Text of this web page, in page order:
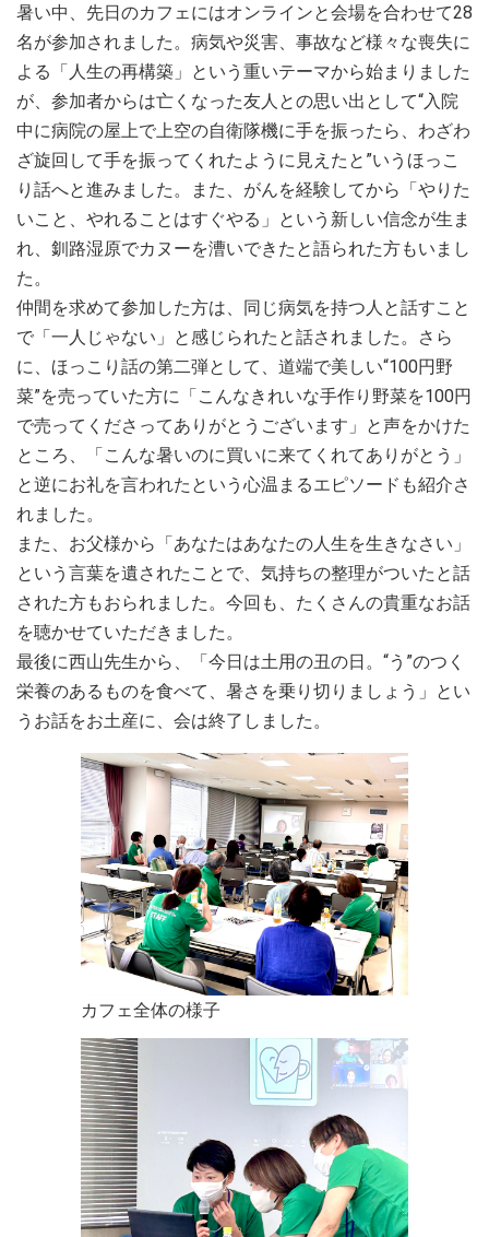
2025.11.18
12月21日（13：00-16：00）のカフェは、クリスマスカフェ
として開催します。 13：00-15：00；通常のカフェ 15：00-
16：00；クリスマス会 ミニコンサート、スイーツと美味しい
コーヒーのサービス、プレゼント交換、サプライズのお楽し
み、などなど盛り沢山です。参加される方はお一人500円前
後のクリスマスプレゼントをご持参ください。皆さんと楽し
いひとときを過ごせることを、スタッフ一同楽しみにお待ち
しております。
9月のカフェは20日(土)、21日(日)、「リレー・フォー・ライ
込みは必要ありません。直接会場にお越しください。テント
の場所は受付でお聞きになってください。 場所；壬生町総合
公園 陸上競技場 カフェ開催時間; 20日（12：00-17：00)、
21日（9：00-12：00）
2025.04.15
2025年5月18日 12周年記念講演はこちらよりお申込み可能
です
2024.07.02
10周年記念誌をe-bookでご覧いただけます。後編
2024.07.02
10周年記念誌をe-bookでご覧いただけます。 前編
2023.12.25
メリークリスマス！2023年12日10日のカフェの様子を動画に
纏めてみました。
2022.12.24
2022年12月18日 3年ぶりのリアルクリスマス会の様子を動
画にまとめてみました
2022.08.17
8月のカフェはオンラインに変更になりました
2022.07.11
第10回がん哲学外来市民学会栃木大会でご紹介させて頂い
た、全国のカフェのビデオです
2022.06.26
＜＜大切なお知らせ＞＞ 第10回がん哲学外来市民学会栃木大
会の受付締切は6月30日となります。お申込みをお考えの方
はお早めにお願いいたします。 尚、当日、会場参加の方の為
に若干数のお席はご用意しております。
2022.05.02
第10回がん哲学外来市民学会 栃木大会の参加申込みが開始
暑い中、先日のカフェにはオンラインと会場を合わせて28
名が参加されました。病気や災害、事故など様々な喪失に
よる「人生の再構築」という重いテーマから始まりました
が、参加者からは亡くなった友人との思い出として“入院
中に病院の屋上で上空の自衛隊機に手を振ったら、わざわ
ざ旋回して手を振ってくれたように見えたと”いうほっこ
り話へと進みました。また、がんを経験してから「やりた
いこと、やれることはすぐやる」という新しい信念が生ま
れ、釧路湿原でカヌーを漕いできたと語られた方もいまし
た。
仲間を求めて参加した方は、同じ病気を持つ人と話すこと
で「一人じゃない」と感じられたと話されました。さら
に、ほっこり話の第二弾として、道端で美しい“100円野
菜”を売っていた方に「こんなきれいな手作り野菜を100円
で売ってくださってありがとうございます」と声をかけた
ところ、「こんな暑いのに買いに来てくれてありがとう」
と逆にお礼を言われたという心温まるエピソードも紹介さ
れました。
また、お父様から「あなたはあなたの人生を生きなさい」
という言葉を遺されたことで、気持ちの整理がついたと話
された方もおられました。今回も、たくさんの貴重なお話
を聴かせていただきました。
最後に西山先生から、「今日は土用の丑の日。“う”のつく
栄養のあるものを食べて、暑さを乗り切りましょう」とい
うお話をお土産に、会は終了しました。
カフェ全体の様子